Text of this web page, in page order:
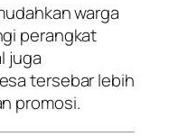
warga
perangkat
juga
tersebar lebih
promosi.